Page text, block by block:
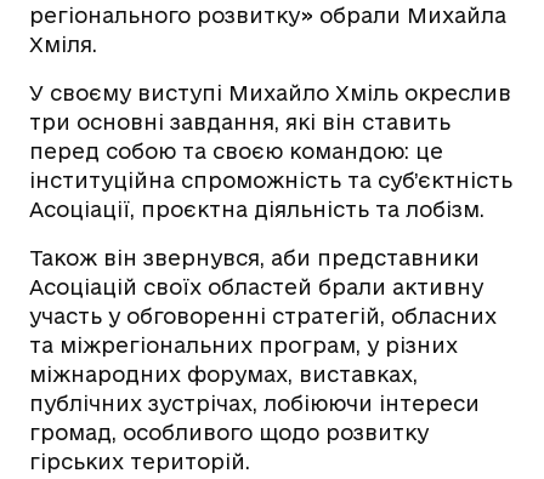
регіонального розвитку» обрали Михайла
Хміля.
У своєму виступі Михайло Хміль окреслив
три основні завдання, які він ставить
перед собою та своєю командою: це
інституційна спроможність та суб’єктність
Асоціації, проєктна діяльність та лобізм.
Також він звернувся, аби представники
Асоціацій своїх областей брали активну
участь у обговоренні стратегій, обласних
та міжрегіональних програм, у різних
міжнародних форумах, виставках,
публічних зустрічах, лобіюючи інтереси
громад, особливого щодо розвитку
гірських територій.